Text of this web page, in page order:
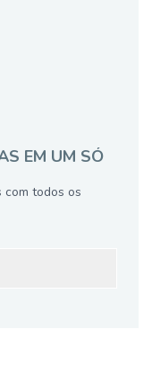
EM UM SÓ
com todos os